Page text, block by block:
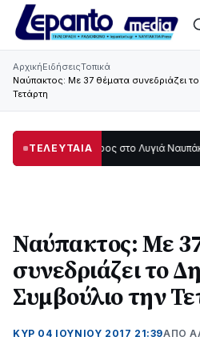
ΑρχικήΕιδήσειςΤοπικά
Ναύπακτος: Με 37 θέματα συνεδριάζει το
Τετάρτη
ΤΕΛΕΥΤΑΙΑ
μέρος στο Λυγιά Ναυπάκτου12:08
Ναύπακτος: Με
συνεδριάζει το
Συμβούλιο την
ΚΥΡ 04 ΙΟΥΝΊΟΥ 2017 21:39ΑΠΌ